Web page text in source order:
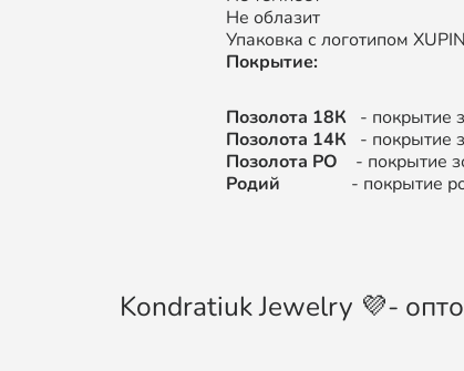
Не облазит
Упаковка с логотипом
Покрытие:
Позолота 18К - покрытие
Позолота 14К - покрытие
Позолота РО
- покрытие
Родий - покрытие
Kondratiuk Jewelry 💜-